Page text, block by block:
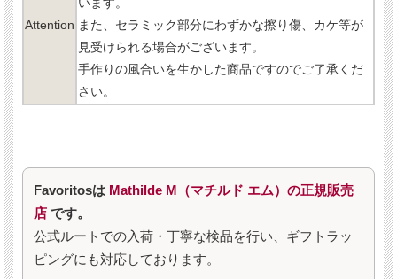
Attention また、セラミック部分にわずかな擦り傷、カケ等が
見受けられる場合がございます。
手作りの風合いを生かした商品ですのでご了承くだ
さい。
Favoritosは Mathilde M（マチルド エム）の正規販売
店 です。
公式ルートでの入荷・丁寧な検品を行い、ギフトラッ
ピングにも対応しております。